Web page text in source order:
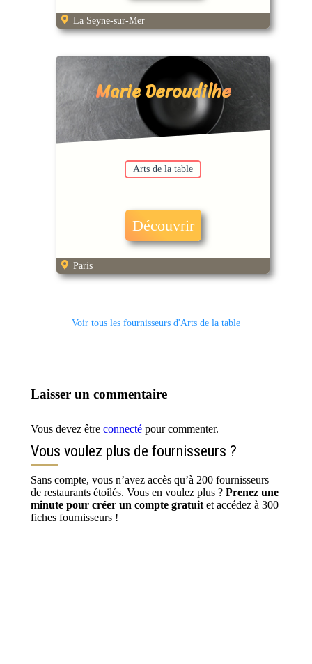
La Seyne-sur-Mer
Marie Deroudilhe
Arts de la table
Découvrir
Paris
Voir tous les fournisseurs d'Arts de la table
Laisser un commentaire
Vous devez être connecté pour commenter.
Vous voulez plus de fournisseurs ?
Sans compte, vous n’avez accès qu’à 200 fournisseurs
de restaurants étoilés. Vous en voulez plus ? Prenez une
minute pour créer un compte gratuit et accédez à 300
fiches fournisseurs !